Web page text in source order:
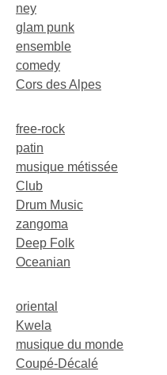
ney
glam punk
ensemble
comedy
Cors des Alpes
free-rock
patin
musique métissée
Club
Drum Music
zangoma
Deep Folk
Oceanian
oriental
Kwela
musique du monde
Coupé-Décalé